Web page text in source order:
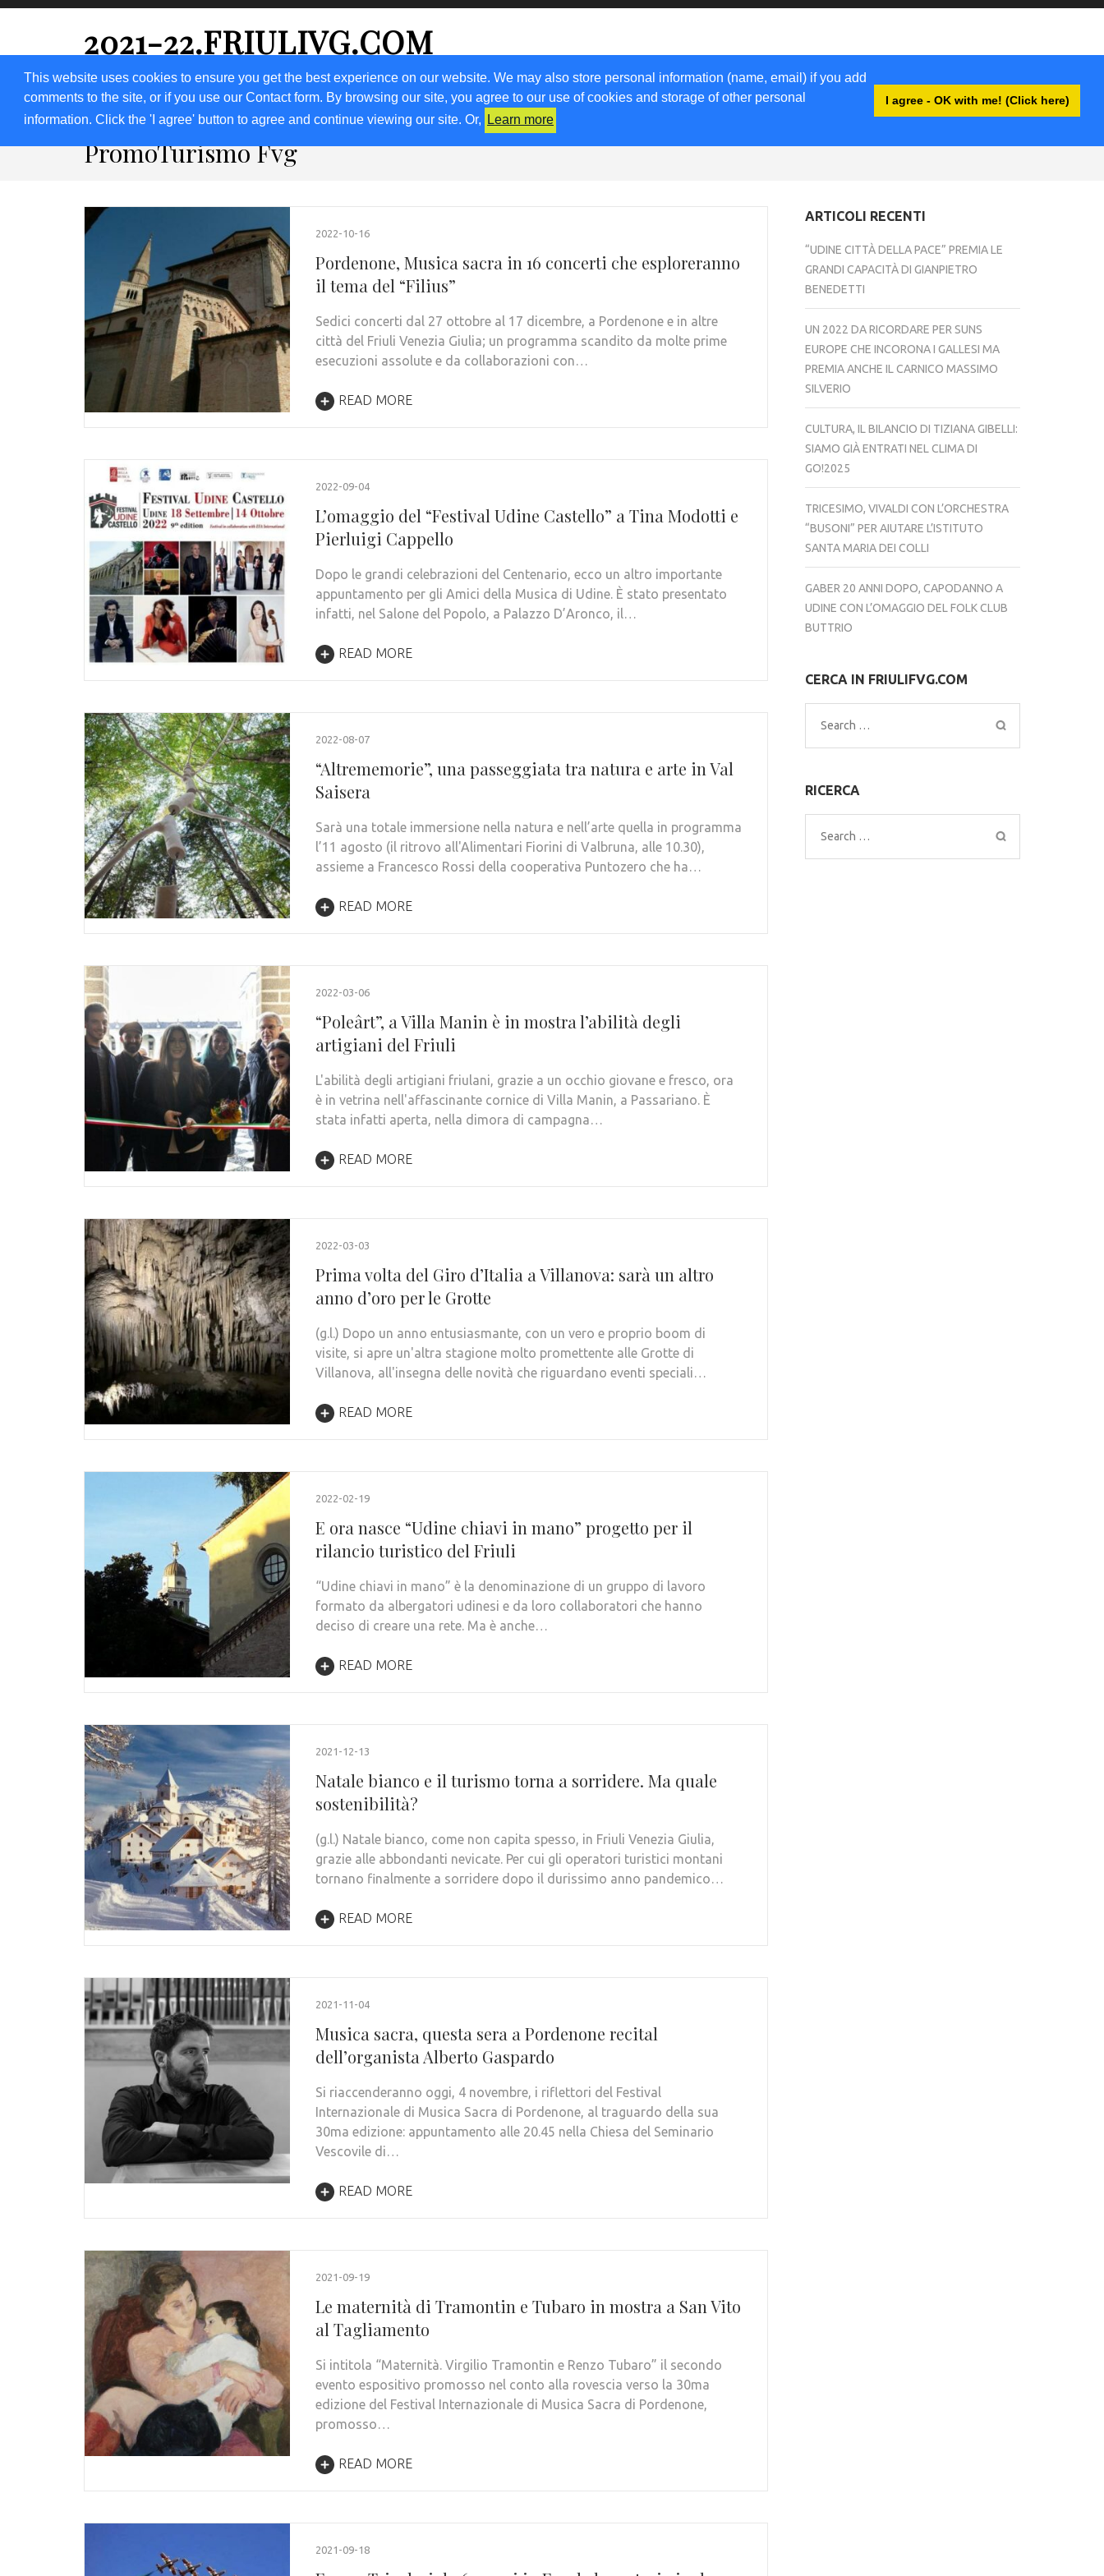
This website uses cookies to ensure you get the best experience on our website. We may also store personal information (name, email) if you add
comments to the site, or if you use our Contact form. By browsing our site, you agree to our use of cookies and storage of other personal
information. Click the 'I agree' button to agree and continue viewing our site. Or,
Learn more
I agree - OK with me! (Click here)
2021-22.FRIULIVG.COM
HOME 2023 2020 2019 2018 RICETTE KM0 VIGNETO FVG FRIULIVG.IT LIBRI ACCEDI
PromoTurismo Fvg
2022-10-16
Pordenone, Musica sacra in 16 concerti che esploreranno
il tema del “Filius”
Sedici concerti dal 27 ottobre al 17 dicembre, a Pordenone e in altre
città del Friuli Venezia Giulia; un programma scandito da molte prime
esecuzioni assolute e da collaborazioni con…
READ MORE
2022-09-04
L’omaggio del “Festival Udine Castello” a Tina Modotti e
Pierluigi Cappello
Dopo le grandi celebrazioni del Centenario, ecco un altro importante
appuntamento per gli Amici della Musica di Udine. È stato presentato
infatti, nel Salone del Popolo, a Palazzo D’Aronco, il…
READ MORE
2022-08-07
“Altrememorie”, una passeggiata tra natura e arte in Val
Saisera
Sarà una totale immersione nella natura e nell’arte quella in programma
l’11 agosto (il ritrovo all'Alimentari Fiorini di Valbruna, alle 10.30),
assieme a Francesco Rossi della cooperativa Puntozero che ha…
READ MORE
2022-03-06
“Poleârt”, a Villa Manin è in mostra l’abilità degli
artigiani del Friuli
L'abilità degli artigiani friulani, grazie a un occhio giovane e fresco, ora
è in vetrina nell'affascinante cornice di Villa Manin, a Passariano. È
stata infatti aperta, nella dimora di campagna…
READ MORE
2022-03-03
Prima volta del Giro d’Italia a Villanova: sarà un altro
anno d’oro per le Grotte
(g.l.) Dopo un anno entusiasmante, con un vero e proprio boom di
visite, si apre un'altra stagione molto promettente alle Grotte di
Villanova, all'insegna delle novità che riguardano eventi speciali…
READ MORE
2022-02-19
E ora nasce “Udine chiavi in mano” progetto per il
rilancio turistico del Friuli
“Udine chiavi in mano” è la denominazione di un gruppo di lavoro
formato da albergatori udinesi e da loro collaboratori che hanno
deciso di creare una rete. Ma è anche…
READ MORE
2021-12-13
Natale bianco e il turismo torna a sorridere. Ma quale
sostenibilità?
(g.l.) Natale bianco, come non capita spesso, in Friuli Venezia Giulia,
grazie alle abbondanti nevicate. Per cui gli operatori turistici montani
tornano finalmente a sorridere dopo il durissimo anno pandemico…
READ MORE
2021-11-04
Musica sacra, questa sera a Pordenone recital
dell’organista Alberto Gaspardo
Si riaccenderanno oggi, 4 novembre, i riflettori del Festival
Internazionale di Musica Sacra di Pordenone, al traguardo della sua
30ma edizione: appuntamento alle 20.45 nella Chiesa del Seminario
Vescovile di…
READ MORE
2021-09-19
Le maternità di Tramontin e Tubaro in mostra a San Vito
al Tagliamento
Si intitola “Maternità. Virgilio Tramontin e Renzo Tubaro” il secondo
evento espositivo promosso nel conto alla rovescia verso la 30ma
edizione del Festival Internazionale di Musica Sacra di Pordenone,
promosso…
READ MORE
2021-09-18
ARTICOLI RECENTI
“UDINE CITTÀ DELLA PACE” PREMIA LE
GRANDI CAPACITÀ DI GIANPIETRO
BENEDETTI
UN 2022 DA RICORDARE PER SUNS
EUROPE CHE INCORONA I GALLESI MA
PREMIA ANCHE IL CARNICO MASSIMO
SILVERIO
CULTURA, IL BILANCIO DI TIZIANA GIBELLI:
SIAMO GIÀ ENTRATI NEL CLIMA DI
GO!2025
TRICESIMO, VIVALDI CON L’ORCHESTRA
“BUSONI” PER AIUTARE L’ISTITUTO
SANTA MARIA DEI COLLI
GABER 20 ANNI DOPO, CAPODANNO A
UDINE CON L’OMAGGIO DEL FOLK CLUB
BUTTRIO
CERCA IN FRIULIFVG.COM
Search
for:
RICERCA
Search
for: